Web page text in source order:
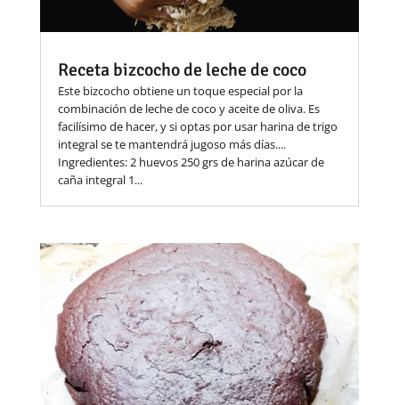
Receta bizcocho de leche de coco
Este bizcocho obtiene un toque especial por la
combinación de leche de coco y aceite de oliva. Es
facilísimo de hacer, y si optas por usar harina de trigo
integral se te mantendrá jugoso más días....
Ingredientes: 2 huevos 250 grs de harina azúcar de
caña integral 1...